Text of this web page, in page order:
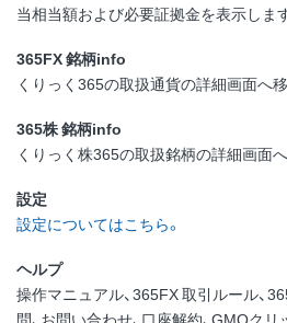
当相当額および必要証拠金を表示します
365FX 銘柄info
くりっく365の取扱通貨の詳細画面へ移
365株 銘柄info
くりっく株365の取扱銘柄の詳細画面へ
設定
設定についてはこちら。
ヘルプ
操作マニュアル、365FX 取引ルール、
問、お問い合わせ、口座解約、GMOク